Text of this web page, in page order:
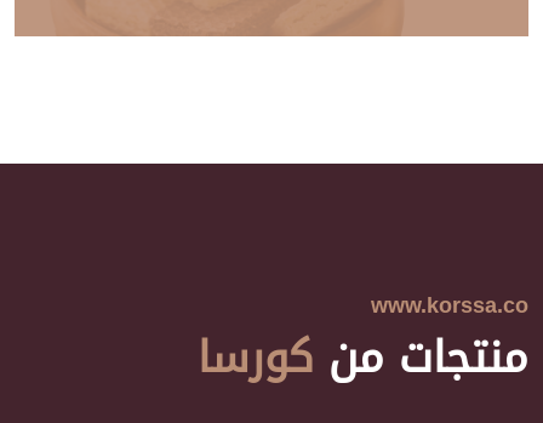
www.korssa.co
منتجات من كورسا